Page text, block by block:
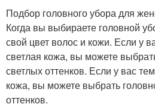
Подбор головного убора для
Когда вы выбираете головной
свой цвет волос и кожи. Если у
светлая кожа, вы можете
светлых оттенков. Если у вас
кожа, вы можете выбрать
оттенков.